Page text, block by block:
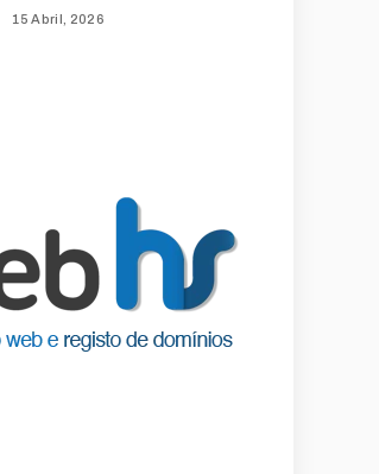
15 Abril, 2026